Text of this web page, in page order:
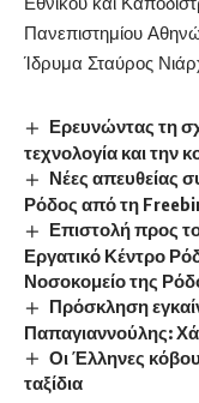
Πανεπιστημίου
Ίδρυμα Σταύρος
Ερευνώντας τη
τεχνολογία και την
Νέες απευθείας
Ρόδος από τη
Επιστολή προς
Εργατικό Κέντρο
Νοσοκομείο της
Πρόσκληση
Παπαγιαννούλης:
Οι Έλληνες
ταξίδια